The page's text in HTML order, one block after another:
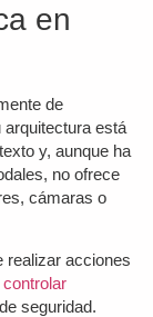
en
de
está
y, aunque ha
no ofrece
cámaras o
realizar acciones
controlar
seguridad.